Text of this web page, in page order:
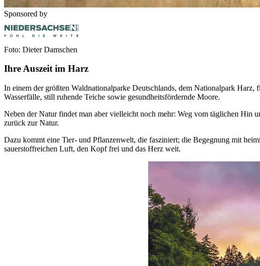
Sponsored by
Foto: Dieter Damschen
Ihre Auszeit im Harz
In einem der größten Waldnationalparke Deutschlands, dem Nationalpark
Wasserfälle, still ruhende Teiche sowie gesundheitsfördernde Moore.
Neben der Natur findet man aber vielleicht noch mehr: Weg vom täglichen Hin
zurück zur Natur.
Dazu kommt eine Tier- und Pflanzenwelt, die fasziniert; die Begegnung mit
sauerstoffreichen Luft, den Kopf frei und das Herz weit.